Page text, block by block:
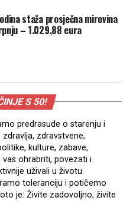
staža prosječna mirovina
– 1.029,88 eura
S 50!
predrasude o starenju i
zdravstvene,
kulture, zabave,
ohrabriti, povezati i
uživali u životu.
toleranciju i potičemo
je: Živite zadovoljno, živite